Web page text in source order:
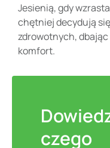
Jesienią, gdy
chętniej decydują
zdrowotnych,
komfort.
czego